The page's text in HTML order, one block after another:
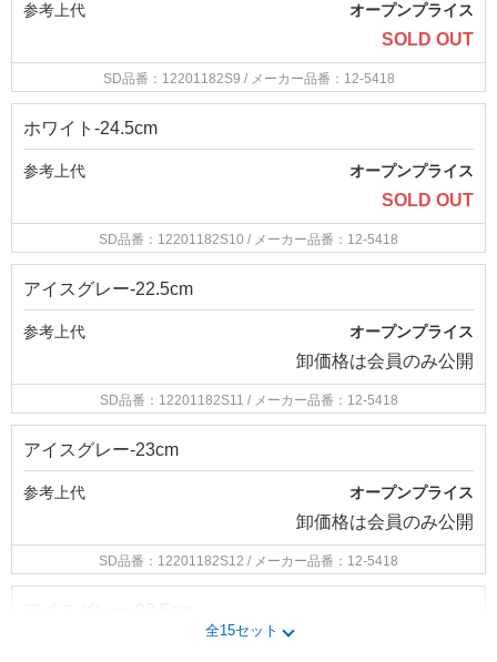
参考上代 オープンプライス
SOLD OUT
SD品番：12201182S9 / メーカー品番：12-5418
ホワイト-24.5cm
参考上代 オープンプライス
SOLD OUT
SD品番：12201182S10 / メーカー品番：12-5418
アイスグレー-22.5cm
参考上代 オープンプライス
卸価格は会員のみ公開
SD品番：12201182S11 / メーカー品番：12-5418
アイスグレー-23cm
参考上代 オープンプライス
卸価格は会員のみ公開
SD品番：12201182S12 / メーカー品番：12-5418
全15セット